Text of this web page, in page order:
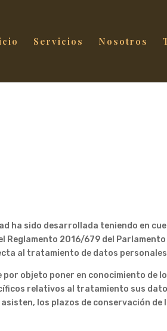
Servicios Nosotros
ha sido desarrollada teniendo en
Reglamento 2016/679 del
al tratamiento de datos
por objeto poner en conocimiento de
relativos al tratamiento sus
los plazos de conservación